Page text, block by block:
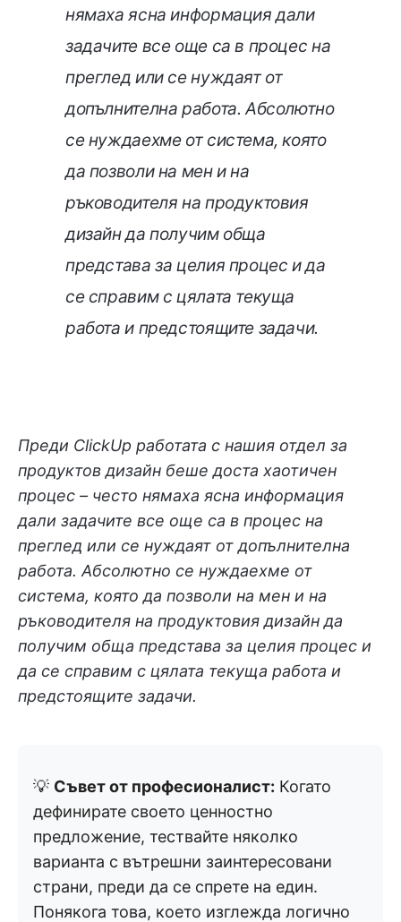
нямаха ясна информация дали
задачите все още са в процес на
преглед или се нуждаят от
допълнителна работа. Абсолютно
се нуждаехме от система, която
да позволи на мен и на
ръководителя на продуктовия
дизайн да получим обща
представа за целия процес и да
се справим с цялата текуща
работа и предстоящите задачи.
Преди ClickUp работата с нашия отдел за
продуктов дизайн беше доста хаотичен
процес – често нямаха ясна информация
дали задачите все още са в процес на
преглед или се нуждаят от допълнителна
работа. Абсолютно се нуждаехме от
система, която да позволи на мен и на
ръководителя на продуктовия дизайн да
получим обща представа за целия процес и
да се справим с цялата текуща работа и
предстоящите задачи.
💡 Съвет от професионалист: Когато
дефинирате своето ценностно
предложение, тествайте няколко
варианта с вътрешни заинтересовани
страни, преди да се спрете на един.
Понякога това, което изглежда логично